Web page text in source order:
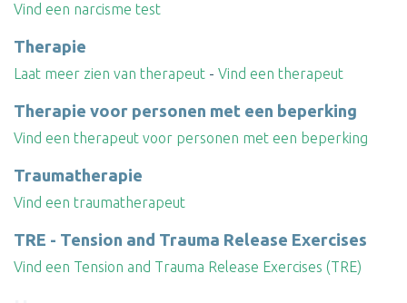
Vind een narcisme test
Therapie
Laat meer zien van therapeut - Vind een therapeut
Therapie voor personen met een beperking
Vind een therapeut voor personen met een beperking
Traumatherapie
Vind een traumatherapeut
TRE - Tension and Trauma Release Exercises
Vind een Tension and Trauma Release Exercises (TRE)